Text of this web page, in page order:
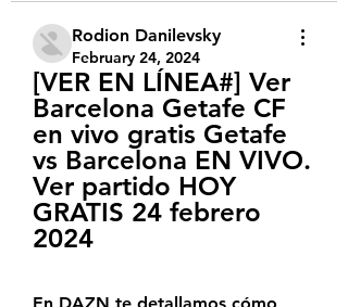
Rodion Danilevsky
February 24, 2024
[VER EN LÍNEA#] Ver
Barcelona Getafe CF
en vivo gratis Getafe
vs Barcelona EN VIVO.
Ver partido HOY
GRATIS 24 febrero
2024